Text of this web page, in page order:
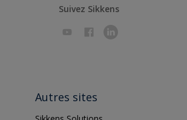
Suivez Sikkens
Autres sites